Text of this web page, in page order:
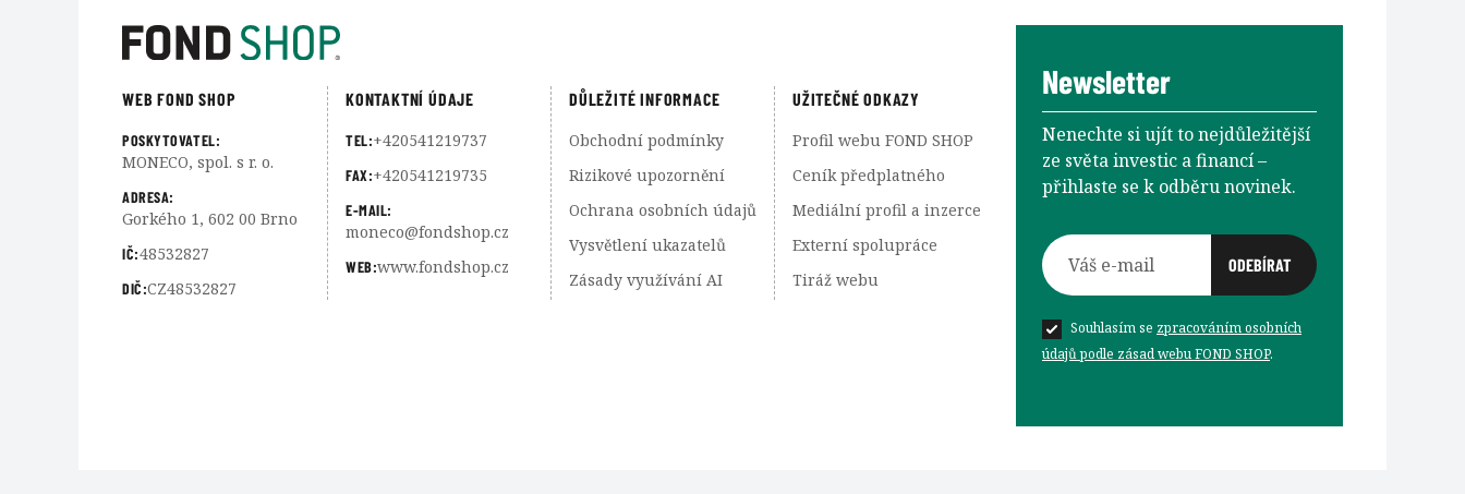
WEB FOND SHOP
POSKYTOVATEL:
MONECO, spol. s r. o.
ADRESA:
Gorkého 1, 602 00 Brno
IČ:48532827
DIČ:CZ48532827
KONTAKTNÍ ÚDAJE
TEL:+420541219737
FAX:+420541219735
E-MAIL:
moneco@fondshop.cz
WEB:www.fondshop.cz
DŮLEŽITÉ INFORMACE
Obchodní podmínky
Rizikové upozornění
Ochrana osobních údajů
Vysvětlení ukazatelů
Zásady využívání AI
UŽITEČNÉ ODKAZY
Profil webu FOND SHOP
Ceník předplatného
Mediální profil a inzerce
Externí spolupráce
Tiráž webu
Newsletter
Nenechte si ujít to nejdůležitější
ze světa investic a financí –⁠⁠⁠⁠⁠⁠
přihlaste se k odběru novinek.
Souhlasím se zpracováním osobních
údajů podle zásad webu FOND SHOP.